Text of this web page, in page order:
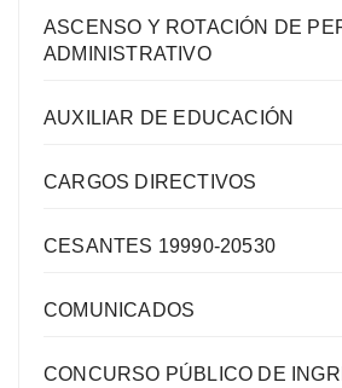
ASCENSO Y ROTACIÓN DE
ADMINISTRATIVO
AUXILIAR DE EDUCACIÓN
CARGOS DIRECTIVOS
CESANTES 19990-20530
COMUNICADOS
CONCURSO PÚBLICO DE